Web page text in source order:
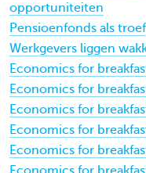
opportuniteiten
Pensioenfonds als troef
Werkgevers liggen
Economics for
Economics for
Economics for
Economics for
Economics for